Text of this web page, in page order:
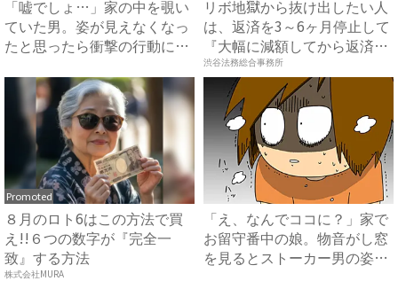
「嘘でしょ…」家の中を覗い
ていた男。姿が見えなくなっ
たと思ったら衝撃の行動に…
リボ地獄から抜け出したい人
は、返済を3～6ヶ月停止して
『大幅に減額してから返済
す...
渋谷法務総合事務所
Promoted
８月のロト6はこの方法で買
え!!６つの数字が『完全一
致』する方法
株式会社MURA
「え、なんでココに？」家で
お留守番中の娘。物音がし窓
を見るとストーカー男の姿が